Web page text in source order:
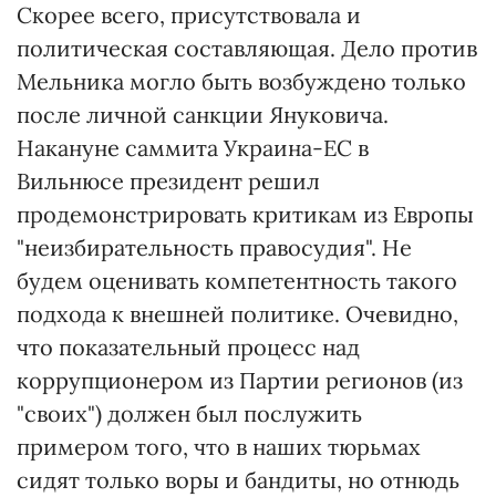
Скорее всего, присутствовала и
политическая составляющая. Дело против
Мельника могло быть возбуждено только
после личной санкции Януковича.
Накануне саммита Украина-ЕС в
Вильнюсе президент решил
продемонстрировать критикам из Европы
"неизбирательность правосудия". Не
будем оценивать компетентность такого
подхода к внешней политике. Очевидно,
что показательный процесс над
коррупционером из Партии регионов (из
"своих") должен был послужить
примером того, что в наших тюрьмах
сидят только воры и бандиты, но отнюдь